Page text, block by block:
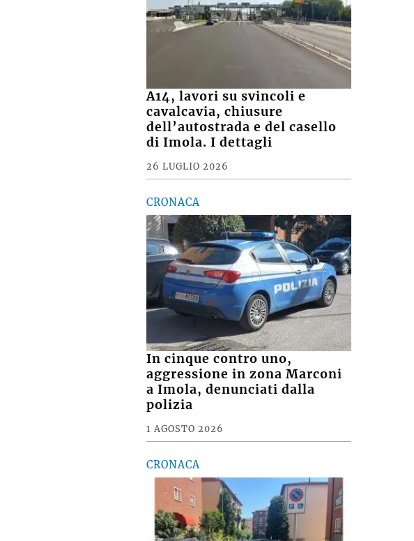
A14, lavori su svincoli e
cavalcavia, chiusure
dell’autostrada e del casello
di Imola. I dettagli
26 LUGLIO 2026
CRONACA
In cinque contro uno,
aggressione in zona Marconi
a Imola, denunciati dalla
polizia
1 AGOSTO 2026
CRONACA